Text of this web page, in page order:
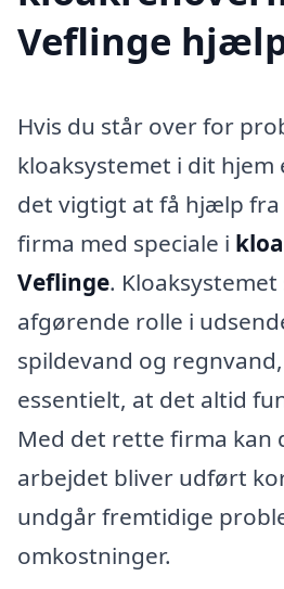
Veflinge
Hvis du står over for
kloaksystemet i dit hjem
det vigtigt at få hjælp
firma med speciale i
Veflinge.
afgørende rolle i
spildevand og
essentielt, at det altid
Med det rette firma kan
arbejdet bliver udført
undgår fremtidige
omkostninger.